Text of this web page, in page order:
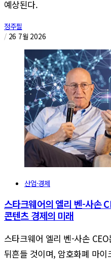
예상된다.
정주필
/ 26 7월 2026
산업·경제
스타크웨어의 엘리 벤-사손
콘텐츠 경제의 미래
스타크웨어 엘리 벤-사손
뒤흔들 것이며, 암호화폐 마